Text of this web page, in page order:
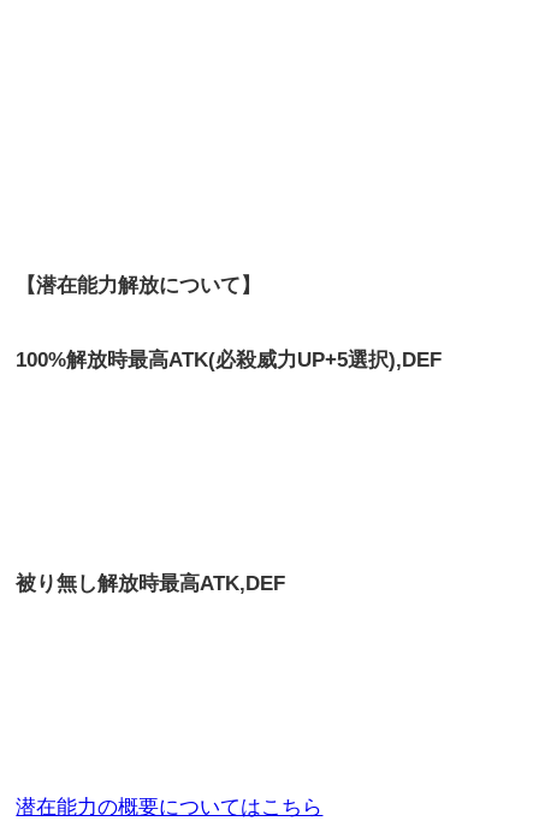
【潜在能力解放について】
100%解放時最高ATK(必殺威力UP+5選択),DEF
被り無し解放時最高ATK,DEF
潜在能力の概要についてはこちら